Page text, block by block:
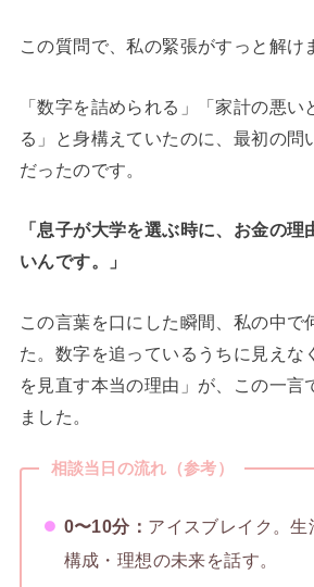
この質問で、私の緊張がすっと解け
「数字を詰められる」「家計の悪い
る」と身構えていたのに、最初の問
だったのです。
「息子が大学を選ぶ時に、お金の
いんです。」
この言葉を口にした瞬間、私の中で
た。数字を追っているうちに見えな
を見直す本当の理由」が、この一言
ました。
相談当日の流れ（参考）
0〜10分： アイスブレイク。
構成・理想の未来を話す。